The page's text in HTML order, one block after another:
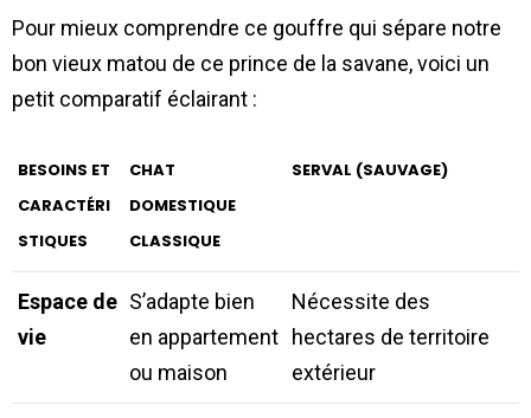
Pour mieux comprendre ce gouffre qui sépare notre
bon vieux matou de ce prince de la savane, voici un
petit comparatif éclairant :
BESOINS ET
CARACTÉRI
STIQUES
CHAT
DOMESTIQUE
CLASSIQUE
SERVAL (SAUVAGE)
Espace de
vie
S’adapte bien
en appartement
ou maison
Nécessite des
hectares de territoire
extérieur